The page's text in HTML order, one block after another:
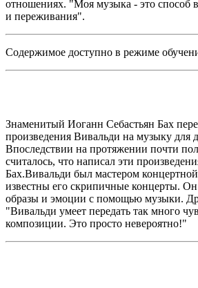
отношениях. "Моя музыка - это способ
и переживания".
Содержимое доступно в режиме
Знаменитый Иоганн Себастьян Бах
произведения Вивальди на музыку для
Впоследствии на протяжении почти
считалось, что написал эти
Бах.Вивальди был мастером
известны его скрипичные концерты. Он
образы и эмоции с помощью музыки.
"Вивальди умеет передать так много
композиции. Это просто невероятно!"